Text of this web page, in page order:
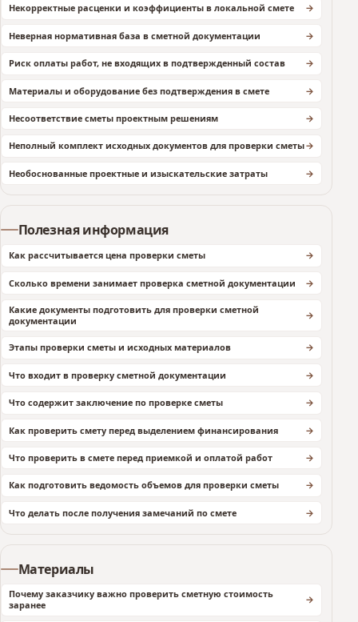
Некорректные расценки и коэффициенты в локальной смете
Неверная нормативная база в сметной документации
Риск оплаты работ, не входящих в подтвержденный состав
Материалы и оборудование без подтверждения в смете
Несоответствие сметы проектным решениям
Неполный комплект исходных документов для проверки сметы
Необоснованные проектные и изыскательские затраты
Полезная информация
Как рассчитывается цена проверки сметы
Сколько времени занимает проверка сметной документации
Какие документы подготовить для проверки сметной
документации
Этапы проверки сметы и исходных материалов
Что входит в проверку сметной документации
Что содержит заключение по проверке сметы
Как проверить смету перед выделением финансирования
Что проверить в смете перед приемкой и оплатой работ
Как подготовить ведомость объемов для проверки сметы
Что делать после получения замечаний по смете
Материалы
Почему заказчику важно проверить сметную стоимость
заранее